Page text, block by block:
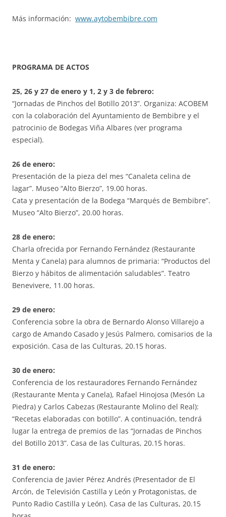
Más información: www.aytobembibre.com
PROGRAMA DE ACTOS
25, 26 y 27 de enero y 1, 2 y 3 de febrero:
“Jornadas de Pinchos del Botillo 2013”. Organiza: ACOBEM
con la colaboración del Ayuntamiento de Bembibre y el
patrocinio de Bodegas Viña Albares (ver programa
especial).
26 de enero:
Presentación de la pieza del mes “Canaleta celina de
lagar”. Museo “Alto Bierzo”, 19.00 horas.
Cata y presentación de la Bodega “Marqués de Bembibre”.
Museo “Alto Bierzo”, 20.00 horas.
28 de enero:
Charla ofrecida por Fernando Fernández (Restaurante
Menta y Canela) para alumnos de primaria: “Productos del
Bierzo y hábitos de alimentación saludables”. Teatro
Benevivere, 11.00 horas.
29 de enero:
Conferencia sobre la obra de Bernardo Alonso Villarejo a
cargo de Amando Casado y Jesús Palmero, comisarios de la
exposición. Casa de las Culturas, 20.15 horas.
30 de enero:
Conferencia de los restauradores Fernando Fernández
(Restaurante Menta y Canela), Rafael Hinojosa (Mesón La
Piedra) y Carlos Cabezas (Restaurante Molino del Real):
“Recetas elaboradas con botillo”. A continuación, tendrá
lugar la entrega de premios de las “Jornadas de Pinchos
del Botillo 2013”. Casa de las Culturas, 20.15 horas.
31 de enero:
Conferencia de Javier Pérez Andrés (Presentador de El
Arcón, de Televisión Castilla y León y Protagonistas, de
Punto Radio Castilla y León). Casa de las Culturas, 20.15